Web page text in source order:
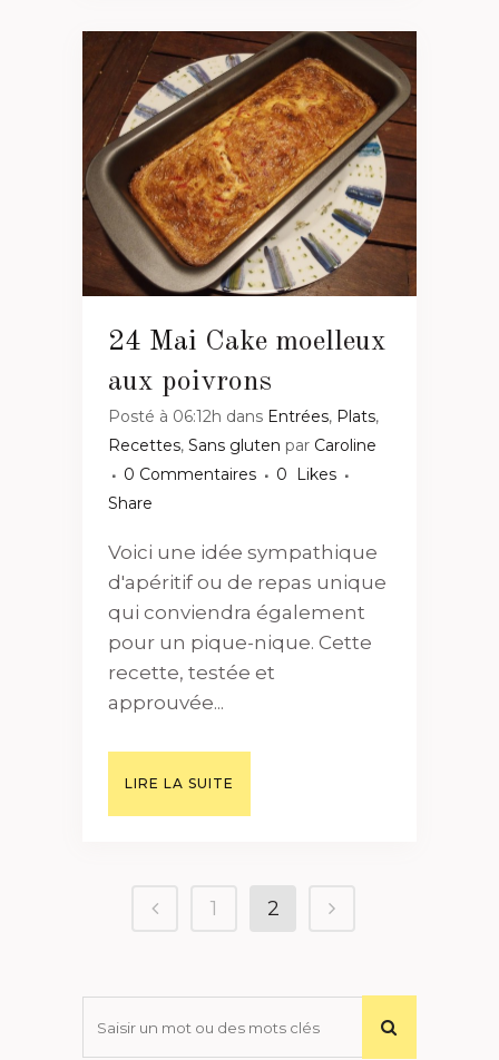
24 Mai Cake moelleux
aux poivrons
Posté à 06:12h dans Entrées, Plats,
Recettes, Sans gluten par Caroline
0 Commentaires
0
Likes
Share
Voici une idée sympathique
d'apéritif ou de repas unique
qui conviendra également
pour un pique-nique. Cette
recette, testée et
approuvée...
LIRE LA SUITE
1 2